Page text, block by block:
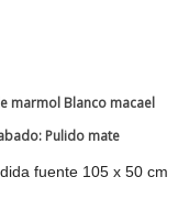
marmol Blanco macael
Pulido mate
fuente 105 x 50 cm